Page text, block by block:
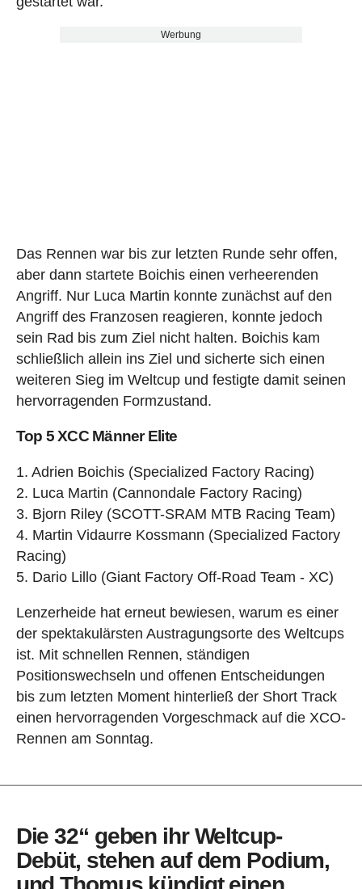
Werbung
Das Rennen war bis zur letzten Runde sehr offen,
aber dann startete Boichis einen verheerenden
Angriff. Nur Luca Martin konnte zunächst auf den
Angriff des Franzosen reagieren, konnte jedoch
sein Rad bis zum Ziel nicht halten. Boichis kam
schließlich allein ins Ziel und sicherte sich einen
weiteren Sieg im Weltcup und festigte damit seinen
hervorragenden Formzustand.
Top 5 XCC Männer Elite
1. Adrien Boichis (Specialized Factory Racing)
2. Luca Martin (Cannondale Factory Racing)
3. Bjorn Riley (SCOTT-SRAM MTB Racing Team)
4. Martin Vidaurre Kossmann (Specialized Factory
Racing)
5. Dario Lillo (Giant Factory Off-Road Team - XC)
Lenzerheide hat erneut bewiesen, warum es einer
der spektakulärsten Austragungsorte des Weltcups
ist. Mit schnellen Rennen, ständigen
Positionswechseln und offenen Entscheidungen
bis zum letzten Moment hinterließ der Short Track
einen hervorragenden Vorgeschmack auf die XCO-
Rennen am Sonntag.
Die 32“ geben ihr Weltcup-
Debüt, stehen auf dem Podium,